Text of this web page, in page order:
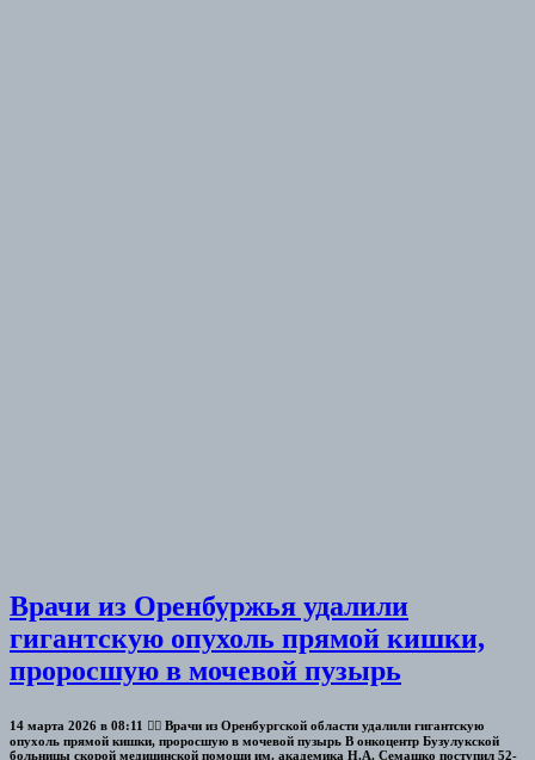
Врачи из Оренбуржья удалили
гигантскую опухоль прямой кишки,
проросшую в мочевой пузырь
14 марта 2026 в 08:11 👨‍⚕ Врачи из Оренбургской области удалили гигантскую
опухоль прямой кишки, проросшую в мочевой пузырь В онкоцентр Бузулукской
больницы скорой медицинской помощи им. академика Н.А. Семашко поступил 52-